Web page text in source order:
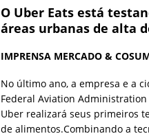
O Uber Eats está
áreas urbanas de alta
IMPRENSA MERCADO &
No último ano, a empresa e a
Federal Aviation
Uber realizará seus primeiros
de alimentos.Combinando a